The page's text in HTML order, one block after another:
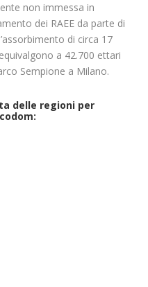
non immessa in
dei RAEE da parte di
di circa 17
a 42.700 ettari
Sempione a Milano.
delle regioni per